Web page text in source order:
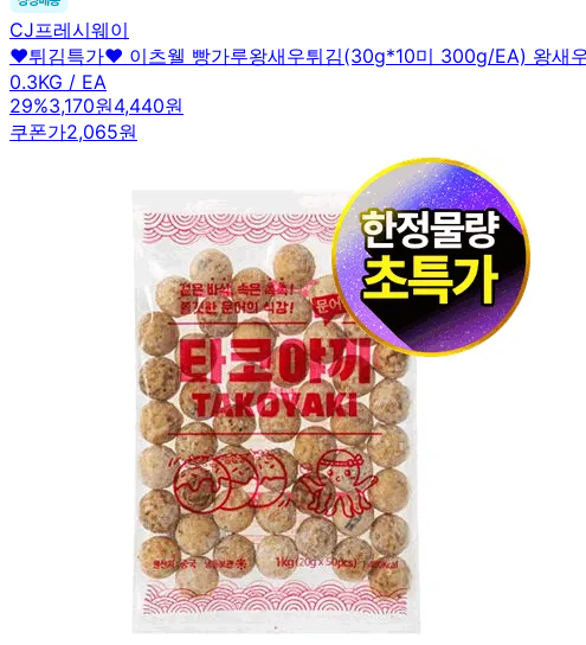
CJ프레시웨이
♥튀김특가♥ 이츠웰 빵가루왕새우튀김(30g*10미 300g/EA) 왕새
0.3KG / EA
29%3,170원4,440원
쿠폰가2,065원